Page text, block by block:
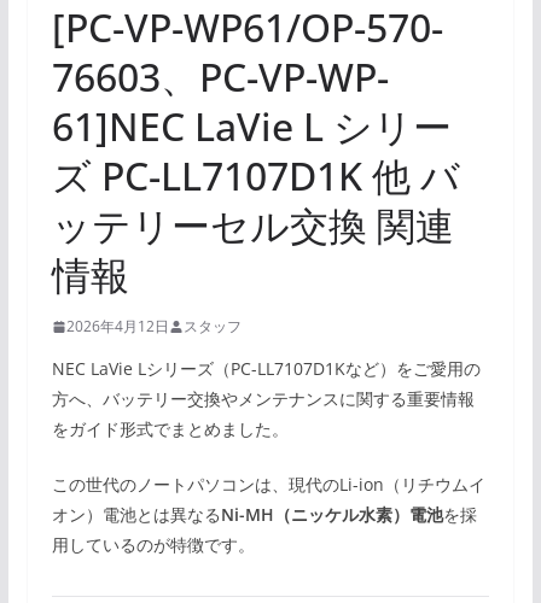
[PC-VP-WP61/OP-570-
76603、PC-VP-WP-
61]NEC LaVie L シリー
ズ PC-LL7107D1K 他 バ
ッテリーセル交換 関連
情報
2026年4月12日 スタッフ
NEC LaVie Lシリーズ（PC-LL7107D1Kなど）をご愛用の
方へ、バッテリー交換やメンテナンスに関する重要情報
をガイド形式でまとめました。
この世代のノートパソコンは、現代のLi-ion（リチウムイ
オン）電池とは異なるNi-MH（ニッケル水素）電池を採
用しているのが特徴です。